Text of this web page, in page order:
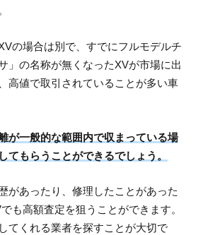
の場合は別で、すでにフルモデルチ
」の名称が無くなったXVが市場に出
高値で取引されていることが多い車
が一般的な範囲内で収まっている場
てもらうことができるでしょう。
があったり、修理したことがあった
も高額査定を狙うことができます。
てくれる業者を探すことが大切で